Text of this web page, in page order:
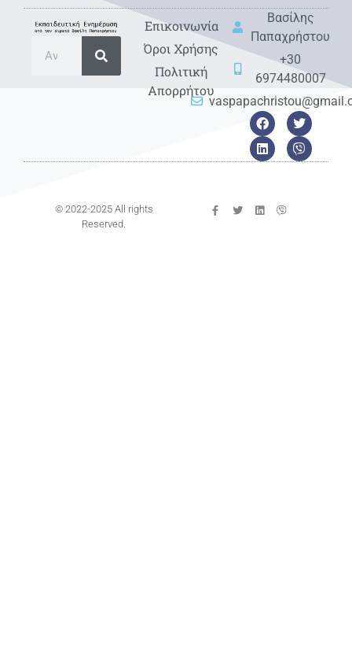
Eπικοινωνία
Όροι Χρήσης
Πολιτική
Απορρήτου
Βασίλης
Παπαχρήστου
+30
6974480007
© 2022-2025 All rights
Reserved.